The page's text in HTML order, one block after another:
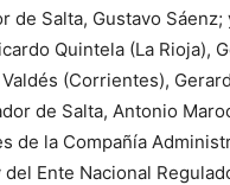
de Salta, Gustavo
Quintela (La Rioja),
(Corrientes),
de Salta, Antonio
de la Compañía
Ente Nacional